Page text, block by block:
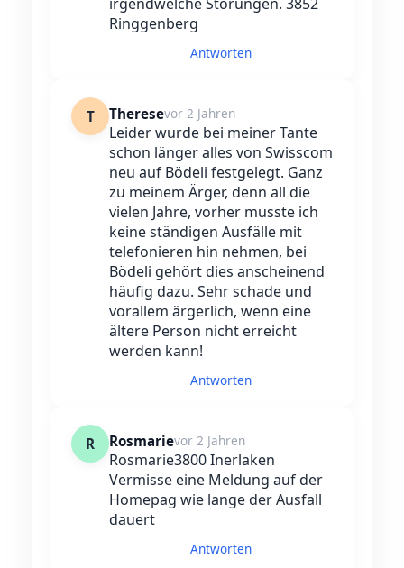
Ringgenberg
Antworten
T Theresevor 2 Jahren
Leider wurde bei meiner Tante
schon länger alles von Swisscom
neu auf Bödeli festgelegt. Ganz
zu meinem Ärger, denn all die
vielen Jahre, vorher musste ich
keine ständigen Ausfälle mit
telefonieren hin nehmen, bei
Bödeli gehört dies anscheinend
häufig dazu. Sehr schade und
vorallem ärgerlich, wenn eine
ältere Person nicht erreicht
werden kann!
Antworten
R Rosmarievor 2 Jahren
Rosmarie3800 Inerlaken
Vermisse eine Meldung auf der
Homepag wie lange der Ausfall
dauert
Antworten